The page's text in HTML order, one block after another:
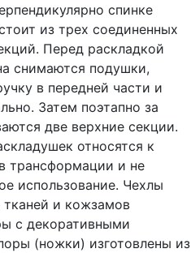
спинке
из трех соединенных
Перед раскладкой
снимаются подушки,
в передней части и
Затем поэтапно за
две верхние секции.
относятся к
трансформации и не
использование. Чехлы
и кожзамов
с декоративными
(ножки) изготовлены из